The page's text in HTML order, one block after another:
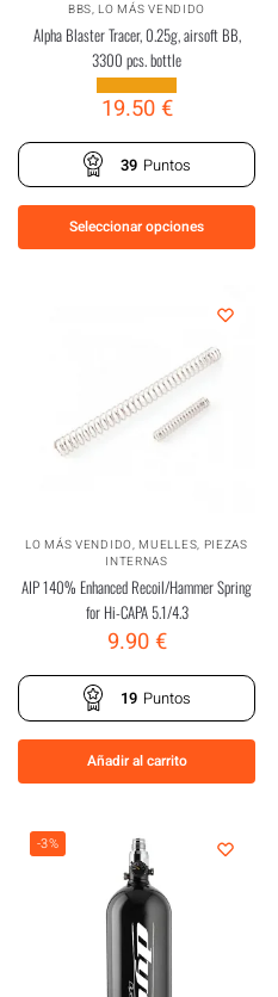
BBS,LO MÁS VENDIDO
Alpha Blaster Tracer, 0.25g, airsoft BB,
3300 pcs. bottle
19.50€
39 Puntos
Seleccionar opciones
LO MÁS VENDIDO,MUELLES, PIEZAS
INTERNAS
AIP 140% Enhanced Recoil/Hammer Spring
for Hi-CAPA 5.1/4.3
9.90€
19 Puntos
Añadir al carrito
-3%